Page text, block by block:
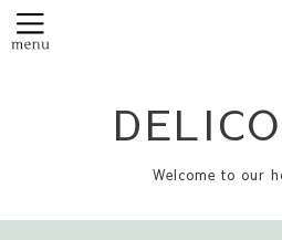
Welcome to our